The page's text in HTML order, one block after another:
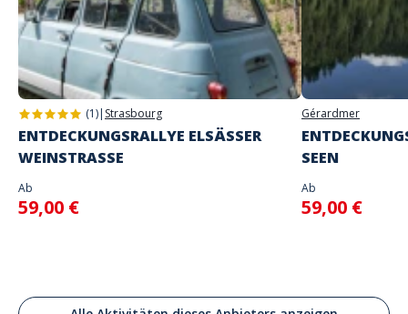
Adresse
Place du Marché aux Légumes, Loches, France
(1)| Strasbourg
ENTDECKUNGSRALLYE ELSÄSSER
WEINSTRASSE
Ab
59,00 €
Gérardmer
SEEN
Ab
59,00 €